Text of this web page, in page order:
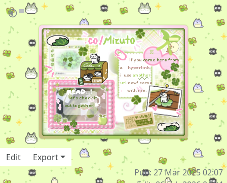
.
. ー ー ー ー ー ー ー ー ー ー .ꕤ
. ー ー ー ー ー ー ー ー . if you came here from
. ー ー ー ー ー ー ー .a hyperlink,
. ー ー ー ー ー ー ー .i use another
. ー ー ー ー ー ー ー .urlnow! come
. ー ー ー ー ー ー ー . ← with me,
. ー ー .let's check it
. ー ー. outtogether!
Edit
Export
Pub: 27 Mar 2025 02:07